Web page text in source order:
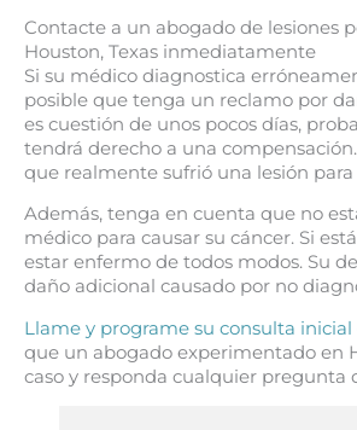
Contacte a un abogado de lesiones
Houston, Texas inmediatamente
Si su médico diagnostica
posible que tenga un reclamo por
es cuestión de unos pocos días,
tendrá derecho a una
que realmente sufrió una lesión para
Además, tenga en cuenta que no
médico para causar su cáncer. Si
estar enfermo de todos modos. Su
daño adicional causado por no
Llame y programe su consulta
que un abogado experimentado en
caso y responda cualquier pregunta